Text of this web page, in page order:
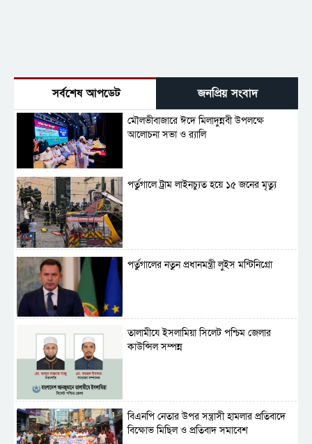
সর্বশেষ আপডেট জনপ্রিয় সংবাদ
মৌলভীবাজারে ঈদে মিলাদুন্নবী উপলক্ষে
আলোচনা সভা ও র‍্যালি
পর্তুগালে ট্রাম লাইনচ্যুত হয়ে ১৫ জনের মৃত্যু
পর্তুগালের নতুন প্রধানমন্ত্রী লুইস মন্টিনিগ্রো
‎তালামীযে ইসলামিয়া সিলেট পশ্চিম জেলার
কাউন্সিল সম্পন্ন
বিএনপি নেতার উপর সন্ত্রাসী হামলার প্রতিবাদে
বিক্ষোভ মিছিল ও প্রতিবাদ সমাবেশ